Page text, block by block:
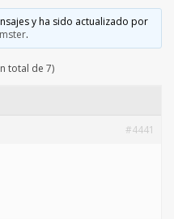
y ha sido actualizado por
.
total de 7)
#4441